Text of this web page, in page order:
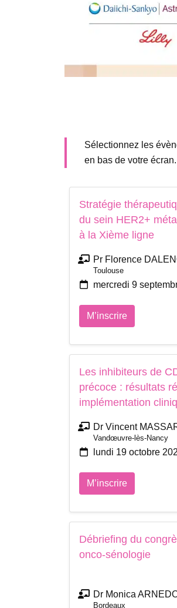
Sélectionnez les
en bas de votre écran.
Stratégie
du sein HER2+
à la Xième ligne
Pr Florence
Toulouse
mercredi 9
M’inscrire
Les inhibiteurs de
précoce : résultats
implémentation
Dr Vincent
Vandœuvre-lès-Nancy
lundi 19 octobre
M’inscrire
Débriefing du
onco-sénologie
Dr Monica
Bordeaux